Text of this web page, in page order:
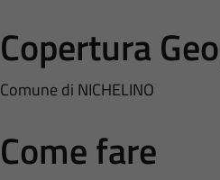
Copertura
Comune di NICHELINO
Come fare